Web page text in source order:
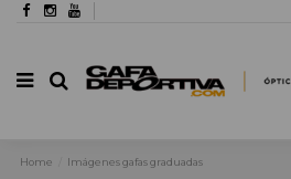
Home Imágenes gafas graduadas